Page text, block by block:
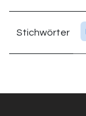
Stichwörter